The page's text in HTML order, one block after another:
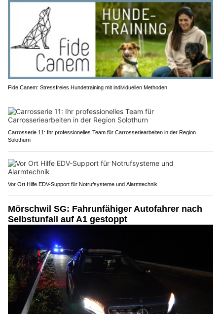
Fide Canem: Stressfreies Hundetraining mit individuellen Methoden
Carrosserie 11: Ihr professionelles Team für Carrosseriearbeiten in der Region
Solothurn
Vor Ort Hilfe EDV-Support für Notrufsysteme und Alarmtechnik
Mörschwil SG: Fahrunfähiger Autofahrer nach
Selbstunfall auf A1 gestoppt